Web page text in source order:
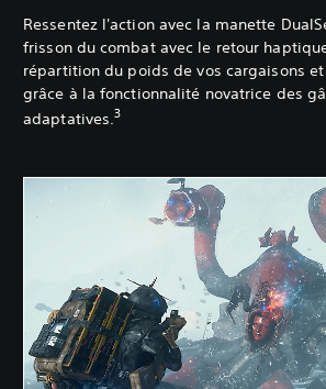
Ressentez l'action avec la manette
frisson du combat avec le retour
répartition du poids de vos cargaisons
grâce à la fonctionnalité novatrice des
adaptatives.3